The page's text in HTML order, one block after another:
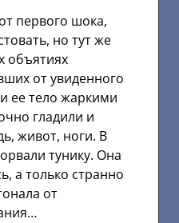
первого шока,
но тут же
объятиях
от увиденного
ее тело жаркими
гладили и
живот, ноги. В
тунику. Она
а только странно
от